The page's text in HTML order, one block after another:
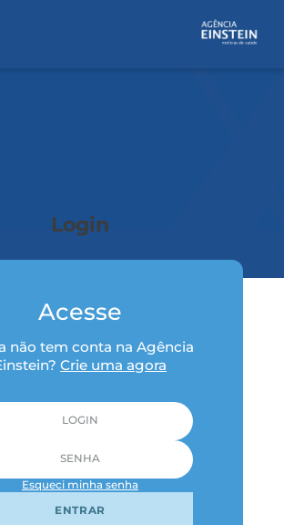
Login
Acesse
não tem conta na Agência
Crie uma agora
Esqueci minha senha
ENTRAR